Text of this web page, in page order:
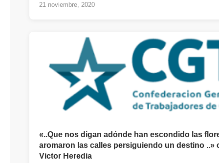
21 noviembre, 2020
«..Que nos digan adónde han escondido las
aromaron las calles persiguiendo un destino ..»
Victor Heredia